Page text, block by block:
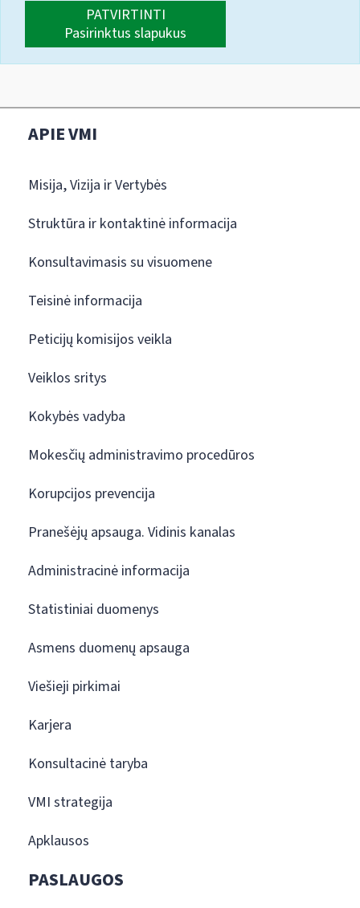
PATVIRTINTI
Pasirinktus slapukus
APIE VMI
Misija, Vizija ir Vertybės
Struktūra ir kontaktinė informacija
Konsultavimasis su visuomene
Teisinė informacija
Peticijų komisijos veikla
Veiklos sritys
Kokybės vadyba
Mokesčių administravimo procedūros
Korupcijos prevencija
Pranešėjų apsauga. Vidinis kanalas
Administracinė informacija
Statistiniai duomenys
Asmens duomenų apsauga
Viešieji pirkimai
Karjera
Konsultacinė taryba
VMI strategija
Apklausos
PASLAUGOS